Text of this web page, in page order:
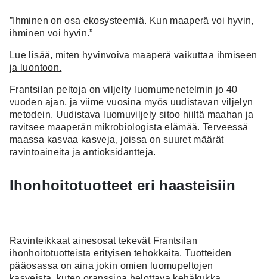
”Ihminen on osa ekosysteemiä. Kun maaperä voi hyvin,
ihminen voi hyvin.”
Lue lisää, miten hyvinvoiva maaperä vaikuttaa ihmiseen
ja luontoon.
Frantsilan peltoja on viljelty luomumenetelmin jo 40
vuoden ajan, ja viime vuosina myös uudistavan viljelyn
metodein. Uudistava luomuviljely sitoo hiiltä maahan ja
ravitsee maaperän mikrobiologista elämää. Terveessä
maassa kasvaa kasveja, joissa on suuret määrät
ravintoaineita ja antioksidantteja.
Ihonhoitotuotteet eri haasteisiin
Ravinteikkaat ainesosat tekevät Frantsilan
ihonhoitotuotteista erityisen tehokkaita. Tuotteiden
pääosassa on aina jokin omien luomupeltojen